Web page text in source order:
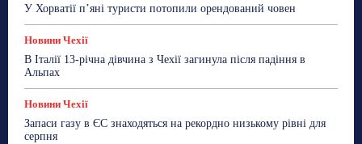
ТехноМанія
Топ-новини Фоторепортаж
У Хорватії пʼяні туристи потопили орендований човен
Новини Чехії
В Італії 13-річна дівчина з Чехії загинула після падіння в
Альпах
Новини Чехії
Запаси газу в ЄС знаходяться на рекордно низькому рівні для
серпня